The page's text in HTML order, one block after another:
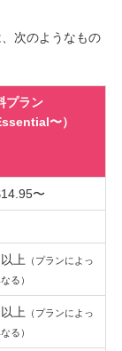
次のようなもの
プラン
〜）
〜
上
（プランによっ
る）
上
（プランによっ
る）